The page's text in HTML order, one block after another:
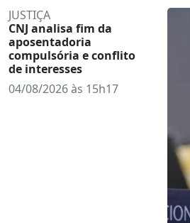
JUSTIÇA
CNJ analisa fim da
aposentadoria
compulsória e conflito
de interesses
04/08/2026 às 15h17